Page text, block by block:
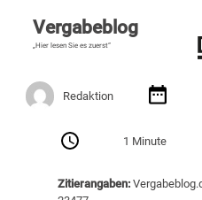
Vergabeblog
„Hier lesen Sie es zuerst“
Redaktion
1 Minute
Zitierangaben: